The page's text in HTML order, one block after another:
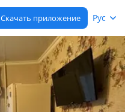
Скачать приложение Рус